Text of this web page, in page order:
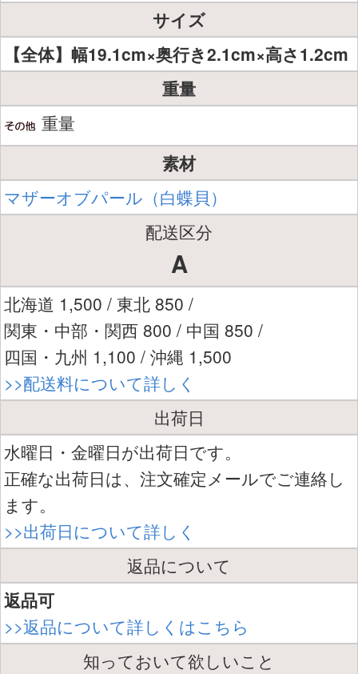
サイズ
【全体】幅19.1cm×奥行き2.1cm×高さ1.2cm
重量
重量
素材
マザーオブパール（白蝶貝）
配送区分
A
北海道 1,500 / 東北 850 /
関東・中部・関西 800 / 中国 850 /
四国・九州 1,100 / 沖縄 1,500
>>配送料について詳しく
出荷日
水曜日・金曜日が出荷日です。
正確な出荷日は、注文確定メールでご連絡し
ます。
>>出荷日について詳しく
返品について
返品可
>>返品について詳しくはこちら
知っておいて欲しいこと